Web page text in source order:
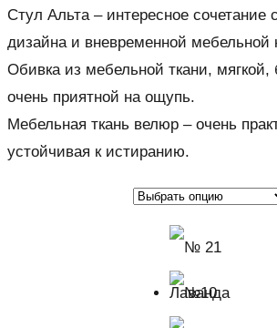
Стул Альта – интересное сочетание
дизайна и вневременной мебельной
Обивка из мебельной ткани, мягкой,
очень приятной на ощупь.
Мебельная ткань велюр – очень
устойчивая к истиранию.